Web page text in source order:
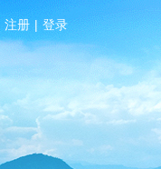
注册 | 登录